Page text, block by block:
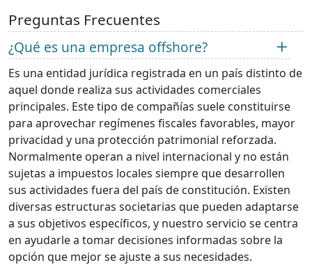
Preguntas Frecuentes
¿Qué es una empresa offshore?
Es una entidad jurídica registrada en un país distinto de
aquel donde realiza sus actividades comerciales
principales. Este tipo de compañías suele constituirse
para aprovechar regímenes fiscales favorables, mayor
privacidad y una protección patrimonial reforzada.
Normalmente operan a nivel internacional y no están
sujetas a impuestos locales siempre que desarrollen
sus actividades fuera del país de constitución. Existen
diversas estructuras societarias que pueden adaptarse
a sus objetivos específicos, y nuestro servicio se centra
en ayudarle a tomar decisiones informadas sobre la
opción que mejor se ajuste a sus necesidades.